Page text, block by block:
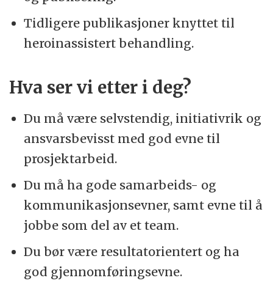
Tidligere publikasjoner knyttet til
heroinassistert behandling.
Hva ser vi etter i deg?
Du må være selvstendig, initiativrik og
ansvarsbevisst med god evne til
prosjektarbeid.
Du må ha gode samarbeids- og
kommunikasjonsevner, samt evne til å
jobbe som del av et team.
Du bør være resultatorientert og ha
god gjennomføringsevne.